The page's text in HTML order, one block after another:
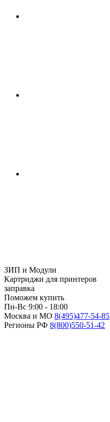
ЗИП и Модули
Картриджи для принтеров
заправка
Поможем купить
Пн-Вс 9:00 - 18:00
Москва и МО 8(495)477-54-85
Регионы РФ 8(800)550-51-42